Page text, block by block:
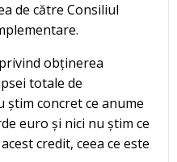
de către Consiliul
obținerea
totale de
concret ce anume
euro și nici nu știm ce
credit, ceea ce este